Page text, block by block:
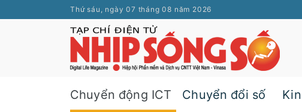
Thứ sáu, ngày 07 tháng 08 năm 2026
Chuyển động ICT Chuyển đổi số